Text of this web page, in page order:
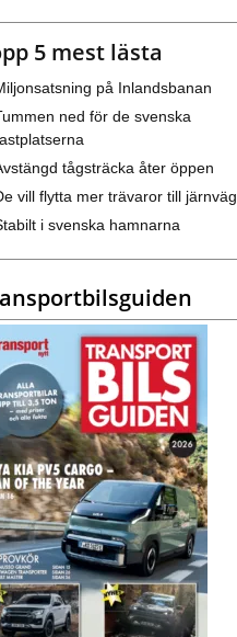
5 mest lästa
på Inlandsbanan
ned för de svenska
tågsträcka åter öppen
vill flytta mer trävaror till järnväg
i svenska hamnarna